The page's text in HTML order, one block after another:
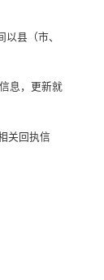
县（市、
息，更新就
关回执信